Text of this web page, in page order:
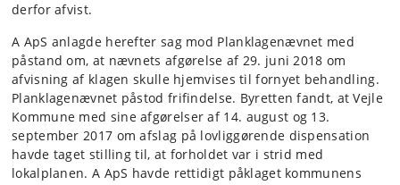
derfor afvist.
A ApS anlagde herefter sag mod Planklagenævnet med
påstand om, at nævnets afgørelse af 29. juni 2018 om
afvisning af klagen skulle hjemvises til fornyet behandling.
Planklagenævnet påstod frifindelse. Byretten fandt, at Vejle
Kommune med sine afgørelser af 14. august og 13.
september 2017 om afslag på lovliggørende dispensation
havde taget stilling til, at forholdet var i strid med
lokalplanen. A ApS havde rettidigt påklaget kommunens